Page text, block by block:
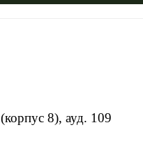
8), ауд. 109